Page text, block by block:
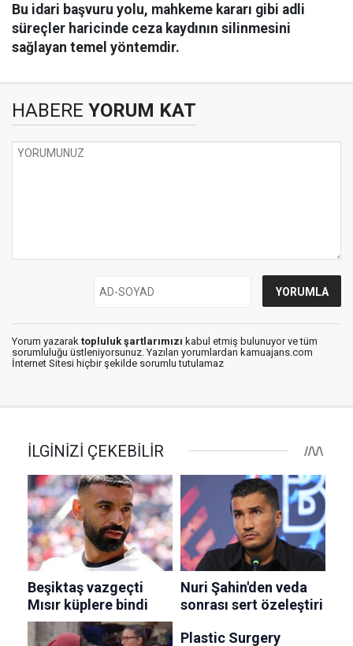
Bu idari başvuru yolu, mahkeme kararı gibi adli
süreçler haricinde ceza kaydının silinmesini
sağlayan temel yöntemdir.
HABERE YORUM KAT
Yorum yazarak topluluk şartlarımızı kabul etmiş bulunuyor ve tüm
sorumluluğu üstleniyorsunuz. Yazılan yorumlardan kamuajans.com
İnternet Sitesi hiçbir şekilde sorumlu tutulamaz